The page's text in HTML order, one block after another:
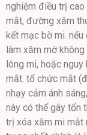
nghiệm điều trị
mắt, đường xăm
kết mạc bờ mi.
làm xăm mờ
lông mi, hoặc
mắt. tổ chức mắt
nhạy cảm ánh
này có thể gây tổn
trị xóa xăm mi mắt